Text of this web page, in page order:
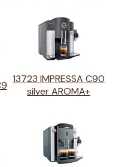
13723 IMPRESSA C90
silver AROMA+